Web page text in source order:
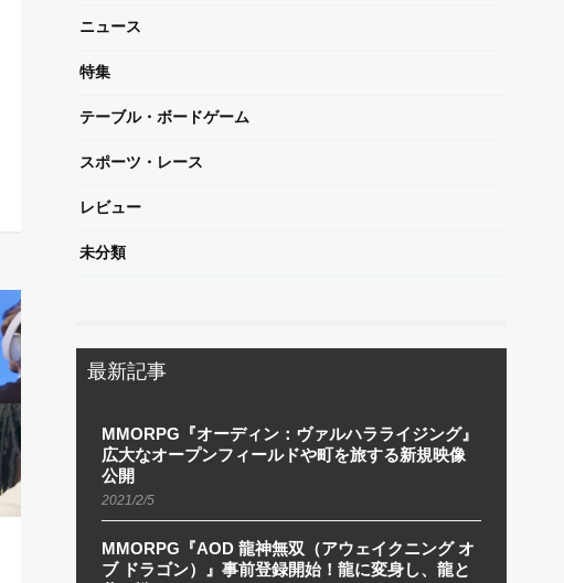
ニュース
特集
テーブル・ボードゲーム
スポーツ・レース
レビュー
未分類
最新記事
MMORPG『オーディン：ヴァルハラライジング』
広大なオープンフィールドや町を旅する新規映像
公開
2021/2/5
MMORPG『AOD 龍神無双（アウェイクニング オ
ブ ドラゴン）』事前登録開始！龍に変身し、龍と